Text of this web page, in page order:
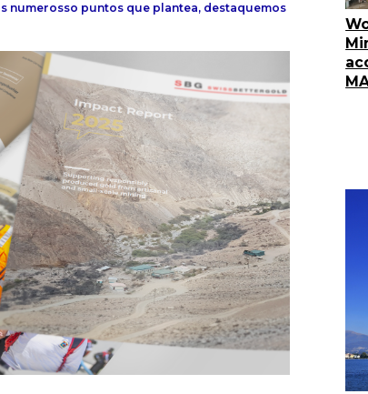
numerosso puntos que plantea, destaquemos